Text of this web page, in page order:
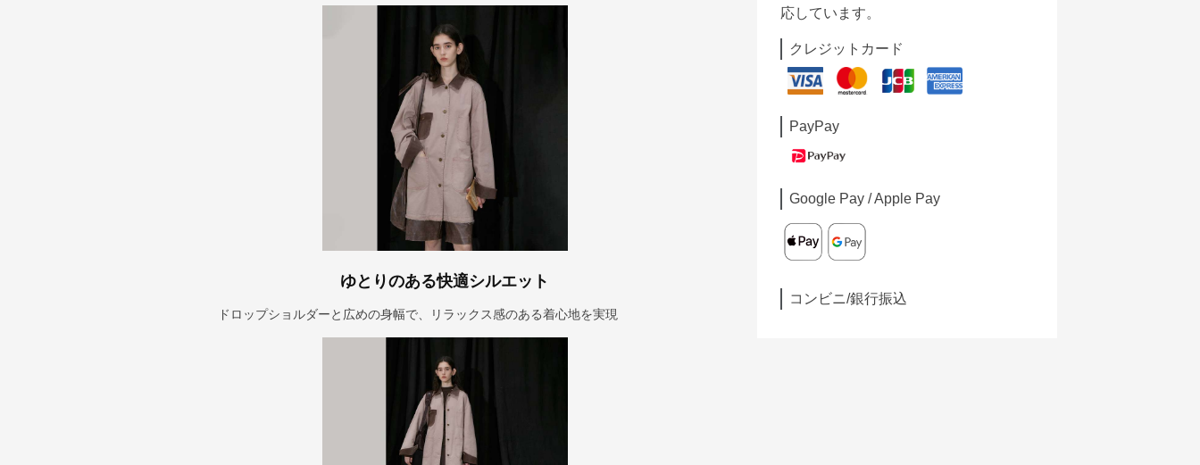
ゆとりのある快適シルエット
ドロップショルダーと広めの身幅で、リラックス感のある着心地を実現
応しています。
クレジットカード
PayPay
Google Pay / Apple Pay
コンビニ/銀行振込